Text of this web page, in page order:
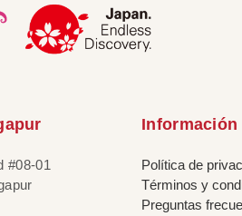
#08-01
Política de
Términos y
Preguntas